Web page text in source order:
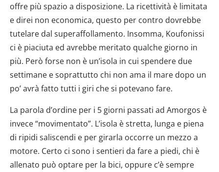
offre più spazio a disposizione. La ricettività è limitata
e direi non economica, questo per contro dovrebbe
tutelare dal superaffollamento. Insomma, Koufonissi
ci è piaciuta ed avrebbe meritato qualche giorno in
più. Però forse non è un’isola in cui spendere due
settimane e soprattutto chi non ama il mare dopo un
po’ avrà fatto tutti i giri che si potevano fare.
La parola d’ordine per i 5 giorni passati ad Amorgos è
invece “movimentato”. L’isola è stretta, lunga e piena
di ripidi saliscendi e per girarla occorre un mezzo a
motore. Certo ci sono i sentieri da fare a piedi, chi è
allenato può optare per la bici, oppure c’è sempre